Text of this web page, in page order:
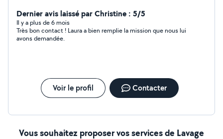
Dernier avis laissé par Christine : 5/5
Il y a plus de 6 mois
Très bon contact ! Laura a bien remplie la mission que nous lui
avons demandée.
Voir le profil Contacter
Vous souhaitez proposer vos services de Lavage